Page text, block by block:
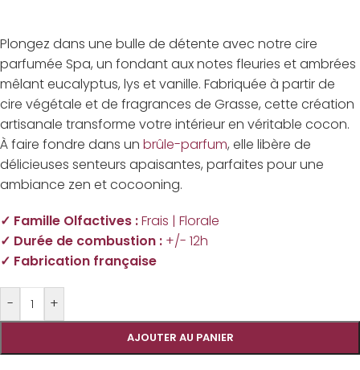
Plongez dans une bulle de détente avec notre cire
parfumée Spa, un fondant aux notes fleuries et ambrées
mêlant eucalyptus, lys et vanille. Fabriquée à partir de
cire végétale et de fragrances de Grasse, cette création
artisanale transforme votre intérieur en véritable cocon.
À faire fondre dans un brûle-parfum, elle libère de
délicieuses senteurs apaisantes, parfaites pour une
ambiance zen et cocooning.
✓ Famille Olfactives :Frais | Florale
✓ Durée de combustion : +/- 12h
✓ Fabrication française
- +
AJOUTER AU PANIER